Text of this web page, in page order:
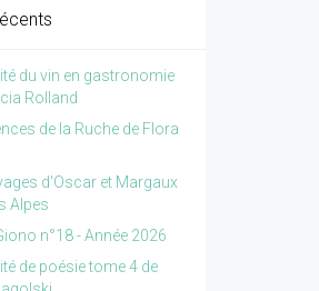
du vin en gastronomie
Rolland
de la Ruche de Flora
d'Oscar et Margaux
Alpes
n°18 - Année 2026
de poésie tome 4 de